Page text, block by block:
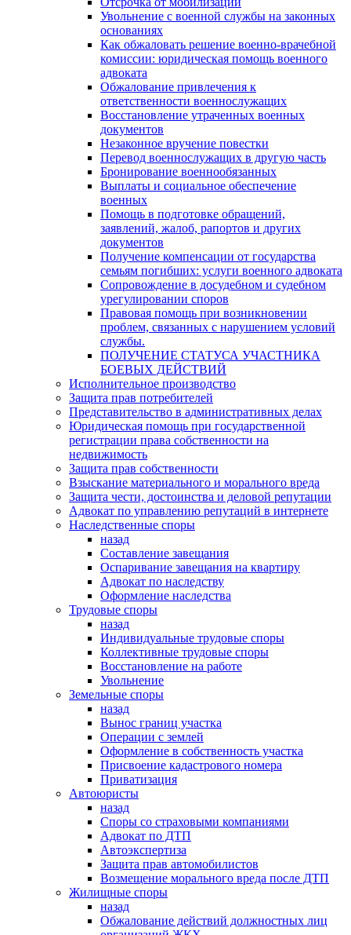
Увольнение с военной службы на законных
основаниях
Как обжаловать решение военно-врачебной
комиссии: юридическая помощь военного
адвоката
Обжалование привлечения к
ответственности военнослужащих
Восстановление утраченных военных
документов
Незаконное вручение повестки
Перевод военнослужащих в другую часть
Бронирование военнообязанных
Выплаты и социальное обеспечение
военных
Помощь в подготовке обращений,
заявлений, жалоб, рапортов и других
документов
Получение компенсации от государства
семьям погибших: услуги военного адвоката
Сопровождение в досудебном и судебном
урегулировании споров
Правовая помощь при возникновении
проблем, связанных с нарушением условий
службы.
ПОЛУЧЕНИЕ СТАТУСА УЧАСТНИКА
БОЕВЫХ ДЕЙСТВИЙ
Исполнительное производство
Защита прав потребителей
Представительство в административных делах
Юридическая помощь при государственной
регистрации права собственности на
недвижимость
Защита прав собственности
Взыскание материального и морального вреда
Защита чести, достоинства и деловой репутации
Адвокат по управлению репутаций в интернете
Наследственные споры
назад
Составление завещания
Оспаривание завещания на квартиру
Адвокат по наследству
Оформление наследства
Трудовые споры
назад
Индивидуальные трудовые споры
Коллективные трудовые споры
Восстановление на работе
Увольнение
Земельные споры
назад
Вынос границ участка
Операции с землей
Оформление в собственность участка
Присвоение кадастрового номера
Приватизация
Автоюристы
назад
Споры со страховыми компаниями
Адвокат по ДТП
Автоэкспертиза
Защита прав автомобилистов
Возмещение морального вреда после ДТП
Жилищные споры
назад
Обжалование действий должностных лиц